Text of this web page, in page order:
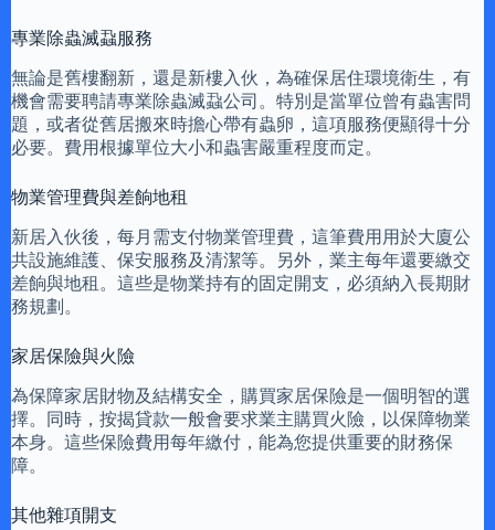
專業除蟲滅蝨服務
無論是舊樓翻新，還是新樓入伙，為確保居住環境衛生，有
機會需要聘請專業除蟲滅蝨公司。特別是當單位曾有蟲害問
題，或者從舊居搬來時擔心帶有蟲卵，這項服務便顯得十分
必要。費用根據單位大小和蟲害嚴重程度而定。
物業管理費與差餉地租
新居入伙後，每月需支付物業管理費，這筆費用用於大廈公
共設施維護、保安服務及清潔等。另外，業主每年還要繳交
差餉與地租。這些是物業持有的固定開支，必須納入長期財
務規劃。
家居保險與火險
為保障家居財物及結構安全，購買家居保險是一個明智的選
擇。同時，按揭貸款一般會要求業主購買火險，以保障物業
本身。這些保險費用每年繳付，能為您提供重要的財務保
障。
其他雜項開支